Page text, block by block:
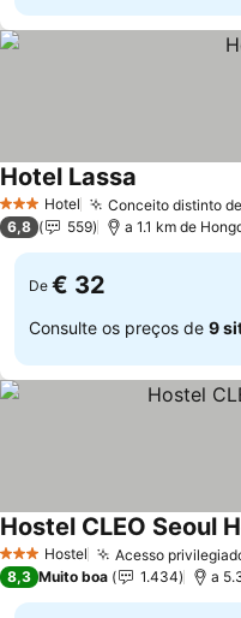
3 EstrelasHotel Conceito distinto
Hotel Lassa
6,8 559 a 1.1 km de
De € 32
Consulte os preços de 9
3 EstrelasHostel Acesso
Hostel CLEO Seoul
8,3 Muito boa 1.434 a